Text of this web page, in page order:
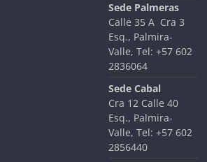
Sede Palmeras
Calle 35 A Cra 3
Esq., Palmira-
Valle, Tel: +57 602
2836064
Sede Cabal
Cra 12 Calle 40
Esq., Palmira-
Valle, Tel: +57 602
2856440